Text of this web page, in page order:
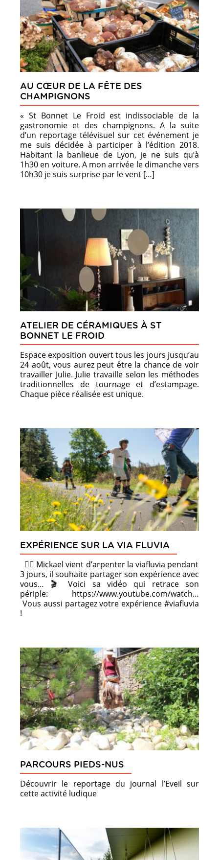
AU CŒUR DE LA FÊTE DES
CHAMPIGNONS
« St Bonnet Le Froid est indissociable de la
gastronomie et des champignons. A la suite
d’un reportage télévisuel sur cet événement je
me suis décidée à participer à l’édition 2018.
Habitant la banlieue de Lyon, je ne suis qu’à
1h30 en voiture. A mon arrivée le dimanche vers
10h30 je suis surprise par le vent […]
ATELIER DE CÉRAMIQUES À ST
BONNET LE FROID
Espace exposition ouvert tous les jours jusqu’au
24 août, vous aurez peut être la chance de voir
travailler Julie. Julie travaille selon les méthodes
traditionnelles de tournage et d’estampage.
Chaque pièce réalisée est unique.
EXPÉRIENCE SUR LA VIA FLUVIA
🙋‍♂️ Mickael vient d’arpenter la viafluvia pendant
3 jours, il souhaite partager son expérience avec
vous… 🎬 Voici sa vidéo qui retrace son
périple: https://www.youtube.com/watch…
Vous aussi partagez votre expérience #viafluvia
!
PARCOURS PIEDS-NUS
Découvrir le reportage du journal l’Eveil sur
cette activité ludique